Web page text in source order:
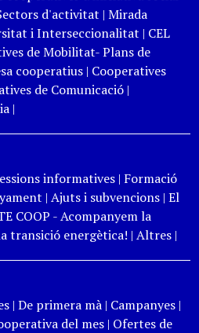
d'activitat | Mirada
i Interseccionalitat | CEL
de Mobilitat- Plans de
cooperatius| Cooperatives
de Comunicació|
|
informatives| Formació
| Ajuts i subvencions| El
COOP - Acompanyem la
transició energètica! | Altres|
| De primera mà| Campanyes|
del mes| Ofertes de